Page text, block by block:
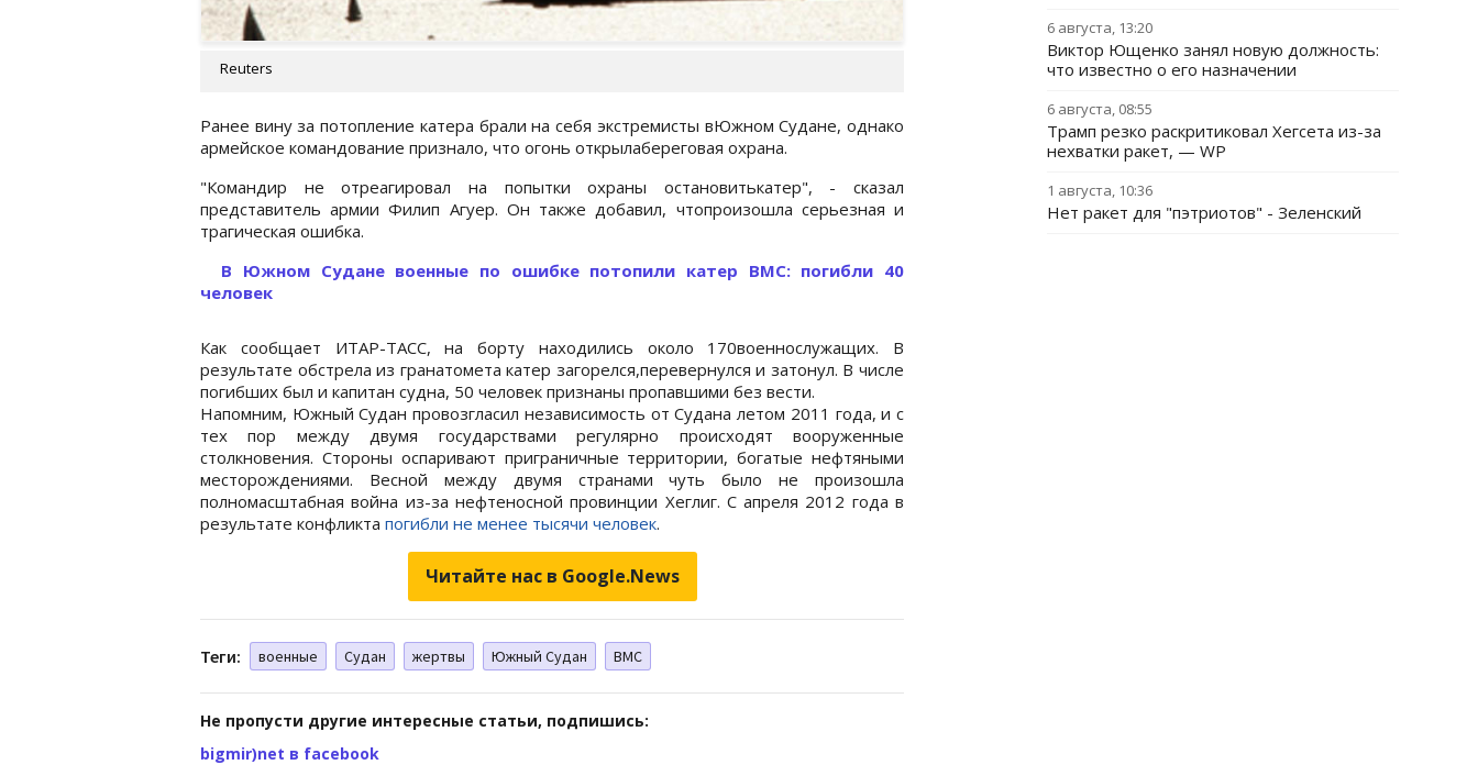
Reuters
Ранее вину за потопление катера брали на себя экстремисты вЮжном Судане, однако
армейское командование признало, что огонь открылабереговая охрана.
"Командир не отреагировал на попытки охраны остановитькатер", - сказал
представитель армии Филип Агуер. Он также добавил, чтопроизошла серьезная и
трагическая ошибка.
В Южном Судане военные по ошибке потопили катер ВМС: погибли 40
человек
Как сообщает ИТАР-ТАСС, на борту находились около 170военнослужащих. В
результате обстрела из гранатомета катер загорелся,перевернулся и затонул. В числе
погибших был и капитан судна, 50 человек признаны пропавшими без вести.
Напомним, Южный Судан провозгласил независимость от Судана летом 2011 года, и с
тех пор между двумя государствами регулярно происходят вооруженные
столкновения. Стороны оспаривают приграничные территории, богатые нефтяными
месторождениями. Весной между двумя странами чуть было не произошла
полномасштабная война из-за нефтеносной провинции Хеглиг. С апреля 2012 года в
результате конфликта погибли не менее тысячи человек.
Читайте нас в Google.News
Теги: военные Судан жертвы Южный Судан ВМС
Не пропусти другие интересные статьи, подпишись:
bigmir)net в facebook
6 августа, 13:20
Виктор Ющенко занял новую должность:
что известно о его назначении
6 августа, 08:55
Трамп резко раскритиковал Хегсета из-за
нехватки ракет, — WP
1 августа, 10:36
Нет ракет для "пэтриотов" - Зеленский